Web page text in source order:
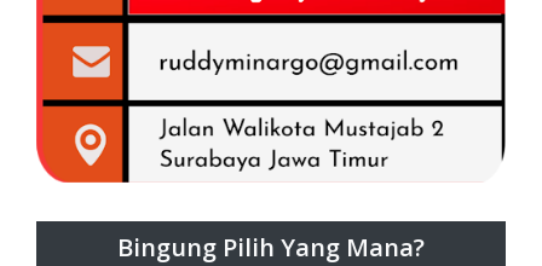
Bingung Pilih Yang Mana?